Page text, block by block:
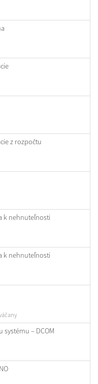
z rozpočtu
k nehnuteľnosti
k nehnuteľnosti
– DCOM